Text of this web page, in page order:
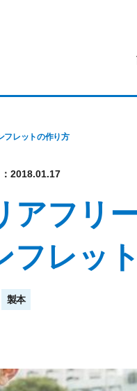
フレットの作り方
2018.01.17
フリ
フレッ
製本